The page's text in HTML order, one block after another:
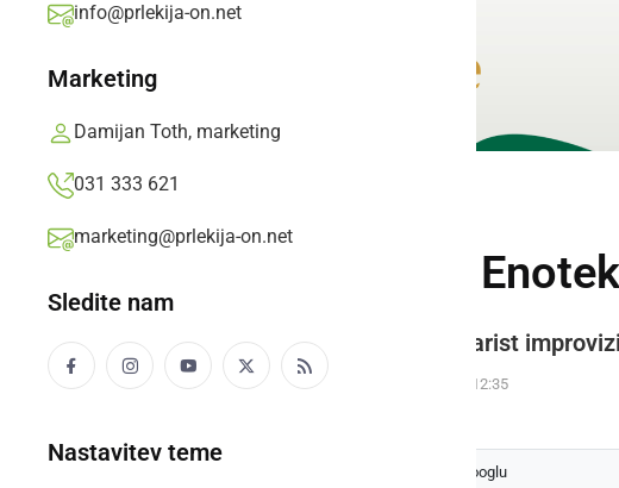
info@prlekija-on.net
Marketing
Damijan Toth, marketing
031 333 621
marketing@prlekija-on.net
Sledite nam
Nastavitev teme
Glasbeni večer v
Tokrat se je predstavil mladi kitarist
Prlekija-on.net,ponedeljek, 28. november 2016 ob 12:35
kot svoj prednostni vir na Googlu